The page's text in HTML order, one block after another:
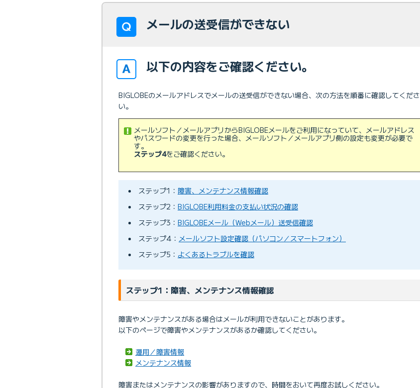
メールの送受信ができない
以下の内容をご確認ください。
BIGLOBEのメールアドレスでメールの送受信ができない場合、次の方法を順番に確認してくださ
い。
メールソフト／メールアプリからBIGLOBEメールをご利用になっていて、メールアドレス
やパスワードの変更を行った場合、メールソフト／メールアプリ側の設定も変更が必要で
す。
ステップ4をご確認ください。
ステップ1： 障害、メンテナンス情報確認
ステップ2： BIGLOBE利用料金の支払い状況の確認
ステップ3： BIGLOBEメール（Webメール）送受信確認
ステップ4： メールソフト設定確認（パソコン／スマートフォン）
ステップ5： よくあるトラブルを確認
ステップ1：障害、メンテナンス情報確認
障害やメンテナンスがある場合はメールが利用できないことがあります。
以下のページで障害やメンテナンスがあるか確認してください。
運用／障害情報
メンテナンス情報
障害またはメンテナンスの影響がありますので、時間をおいて再度お試しください。